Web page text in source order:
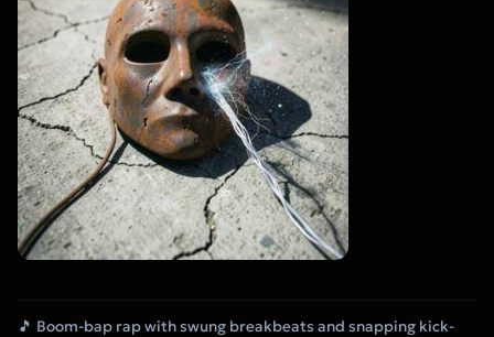
🎵 Boom-bap rap with swung breakbeats and snapping kick-